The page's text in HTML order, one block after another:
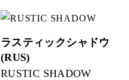
ラスティックシャドウ
(RUS)
RUSTIC SHADOW